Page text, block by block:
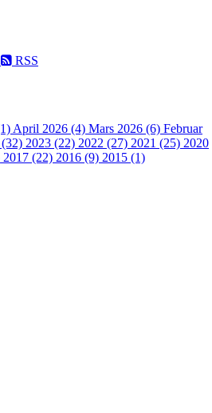
RSS
April 2026 (4) Mars 2026 (6) Februar
2023 (22) 2022 (27) 2021 (25) 2020
2017 (22) 2016 (9) 2015 (1)